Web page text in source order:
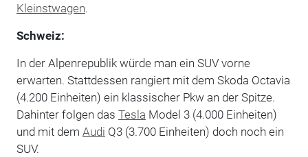
Kleinstwagen.
Schweiz:
In der Alpenrepublik würde man ein SUV vorne
erwarten. Stattdessen rangiert mit dem Skoda Octavia
(4.200 Einheiten) ein klassischer Pkw an der Spitze.
Dahinter folgen das Tesla Model 3 (4.000 Einheiten)
und mit dem Audi Q3 (3.700 Einheiten) doch noch ein
SUV.